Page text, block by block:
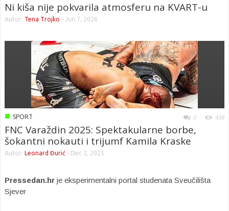
Ni kiša nije pokvarila atmosferu na KVART-u
Autor: Tena Trojko - Jun 7, 2026
■ SPORT 0 439
FNC Varaždin 2025: Spektakularne borbe,
šokantni nokauti i trijumf Kamila Kraske
Autor: Leonard Đurić - Dec 2, 2025
Pressedan.hr je eksperimentalni portal studenata Sveučilišta
Sjever